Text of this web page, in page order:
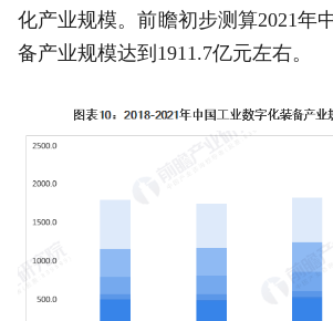
化产业规模。前瞻初步测算2021年
备产业规模达到1911.7亿元左右。